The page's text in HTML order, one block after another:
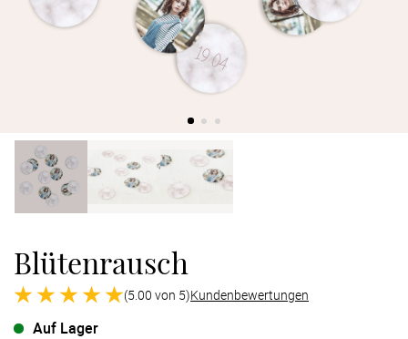
Blütenrausch
(5.00 von 5)Kundenbewertungen
Auf Lager